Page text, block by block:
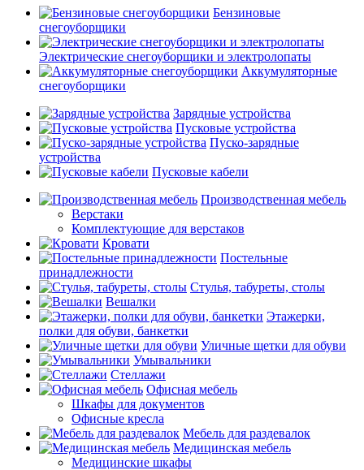
Бензиновые
снегоуборщики
Электрические снегоуборщики и электролопаты
Аккумуляторные
снегоуборщики
Зарядные устройства
Пусковые устройства
Пуско-зарядные
устройства
Пусковые кабели
Производственная мебель
Верстаки
Комплектующие для верстаков
Кровати
Постельные
принадлежности
Стулья, табуреты, столы
Вешалки
Этажерки,
полки для обуви, банкетки
Уличные щетки для обуви
Умывальники
Стеллажи
Офисная мебель
Шкафы для документов
Офисные кресла
Мебель для раздевалок
Медицинская мебель
Медицинские шкафы